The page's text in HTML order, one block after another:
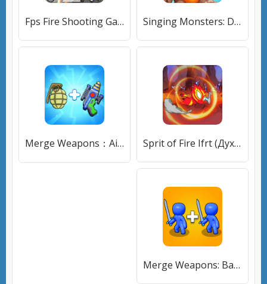
Fps Fire Shooting Game Offline (Фпс Баттлграунд Мобайл Индия) [МОД Unlocked] APK Android Singing Monsters: Dawn of Fire (Сингинг Монстерс) [МОД Меню] APK Android
Merge Weapons：Air Island TD [МОД Все открыто] APK Android Sprit of Fire Ifrt (Дух Огня Ифрт) [МОД Много денег] APK Android
Merge Weapons: Battle Game (Мердж Вепонс) [МОД Premium] APK Android